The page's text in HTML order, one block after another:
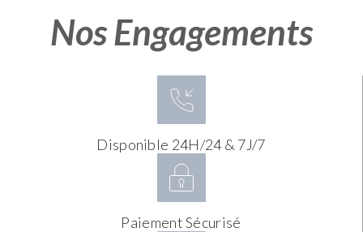
Nos Engagements
Disponible 24H/24 & 7J/7
Paiement Sécurisé